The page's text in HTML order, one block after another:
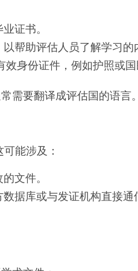
证书。
帮助评估人员了解学习的
身份证件，例如护照或国
需要翻译成评估国的语言。
能涉及：
文件。
据库或与发证机构直接通